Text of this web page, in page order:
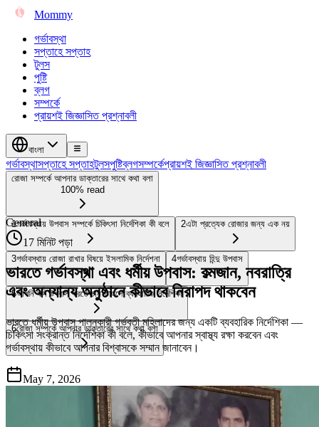
Mommy
গর্ভাবস্থা
সপ্তাহে সপ্তাহ
টুলস
পুষ্টি
ব্লগ
সম্পর্কে
প্রায়শই জিজ্ঞাসিত প্রশ্নাবলী
বাংলা
গর্ভাবস্থাসপ্তাহে সপ্তাহটুলসপুষ্টিব্লগসম্পর্কেপ্রায়শই জিজ্ঞাসিত প্রশ্নাবলী
রোজা সম্পর্কে আপনার ডাক্তারের সাথে কথা বলা
100% read
1গর্ভাবস্থায় উপবাস সম্পর্কে চিকিৎসা নির্দেশিকা কী বলে 2এটা প্রত্যেক রোজার জন্য এক নয়
3গর্ভাবস্থায় রোজা রাখার বিষয়ে ইসলামিক নির্দেশনা 4গর্ভাবস্থায় হিন্দু উপবাস
5আপনি যদি উপবাস করতে চান তাহলে ব্যবহারিক নির্দেশিকা
6রোজা সম্পর্কে আপনার ডাক্তারের সাথে কথা বলা
General
17 মিনিট পড়া
ভারতে গর্ভাবস্থা এবং ধর্মীয় উপবাস: রমজান, নবরাত্রি
এবং অন্যান্য অনুষ্ঠানে কীভাবে নিরাপদ থাকবেন
ভারতে ধর্মীয় উপবাস পালনকারী গর্ভবতী মহিলাদের জন্য একটি ব্যবহারিক নির্দেশিকা —
চিকিৎসা সংক্রান্ত নির্দেশিকা কী বলে, কীভাবে আপনার স্বাস্থ্য রক্ষা করবেন এবং
গর্ভাবস্থায় কীভাবে আপনার বিশ্বাসকে সম্মান জানাবেন।
May 7, 2026